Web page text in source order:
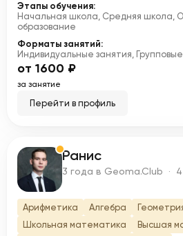
Этапы обучения:
Начальная школа, Средняя школа,
образование
Форматы занятий:
Индивидуальные занятия,
от 1600 ₽
за занятие
Перейти в профиль
Р Ранис
3 года в Geoma.Club · 4
Арифметика Алгебра
Школьная математика
Высшая